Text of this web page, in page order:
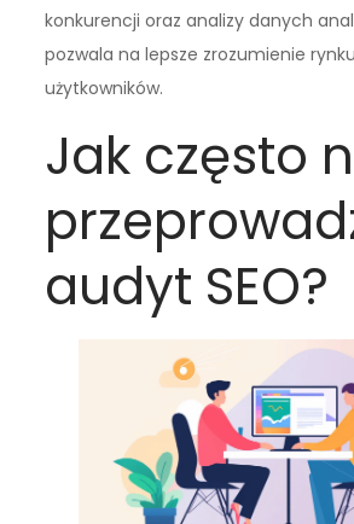
konkurencji oraz analizy danych
pozwala na lepsze zrozumienie
użytkowników.
Jak często
audyt SEO?